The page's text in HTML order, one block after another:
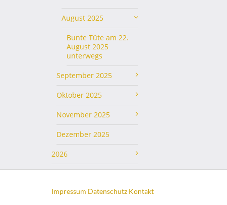
August 2025
Bunte Tüte am 22.
August 2025
unterwegs
September 2025
Oktober 2025
November 2025
Dezember 2025
2026
Impressum Datenschutz Kontakt